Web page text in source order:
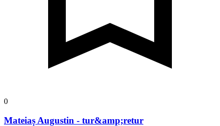
0
Mateiaș Augustin - tur&amp;retur